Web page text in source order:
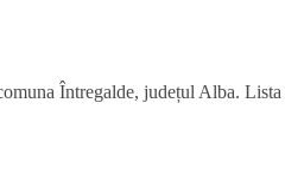
Întregalde, județul Alba.